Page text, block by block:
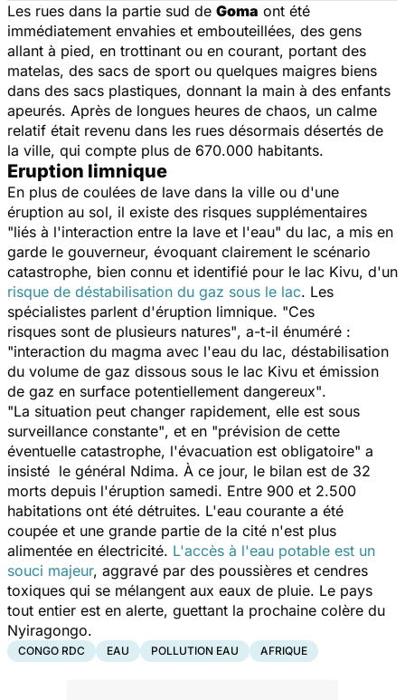
Les rues dans la partie sud de Goma ont été
immédiatement envahies et embouteillées, des gens
allant à pied, en trottinant ou en courant, portant des
matelas, des sacs de sport ou quelques maigres biens
dans des sacs plastiques, donnant la main à des enfants
apeurés. Après de longues heures de chaos, un calme
relatif était revenu dans les rues désormais désertés de
la ville, qui compte plus de 670.000 habitants.
Eruption limnique
En plus de coulées de lave dans la ville ou d'une
éruption au sol, il existe des risques supplémentaires
"liés à l'interaction entre la lave et l'eau" du lac, a mis en
garde le gouverneur, évoquant clairement le scénario
catastrophe, bien connu et identifié pour le lac Kivu, d'un
risque de déstabilisation du gaz sous le lac. Les
spécialistes parlent d'éruption limnique. "Ces
risques sont de plusieurs natures", a-t-il énuméré :
"interaction du magma avec l'eau du lac, déstabilisation
du volume de gaz dissous sous le lac Kivu et émission
de gaz en surface potentiellement dangereux".
"La situation peut changer rapidement, elle est sous
surveillance constante", et en "prévision de cette
éventuelle catastrophe, l'évacuation est obligatoire" a
insisté le général Ndima. À ce jour, le bilan est de 32
morts depuis l'éruption samedi. Entre 900 et 2.500
habitations ont été détruites. L'eau courante a été
coupée et une grande partie de la cité n'est plus
alimentée en électricité. L'accès à l'eau potable est un
souci majeur, aggravé par des poussières et cendres
toxiques qui se mélangent aux eaux de pluie. Le pays
tout entier est en alerte, guettant la prochaine colère du
Nyiragongo.
CONGO RDC EAU POLLUTION EAU AFRIQUE